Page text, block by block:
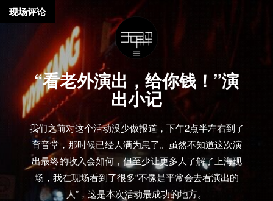
“看老外演出，给你钱！”演
出小记
我们之前对这个活动没少做报道，下午2点半左右到了
育音堂，那时候已经人满为患了。虽然不知道这次演
出最终的收入会如何，但至少让更多人了解了上海现
场，我在现场看到了很多“不像是平常会去看演出的
人”，这是本次活动最成功的地方。
现场评论